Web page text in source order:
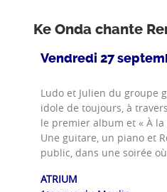
Ke Onda chante
Vendredi 27
Ludo et Julien du groupe
idole de toujours, à
le premier album et « À la
Une guitare, un piano et
public, dans une soirée
ATRIUM